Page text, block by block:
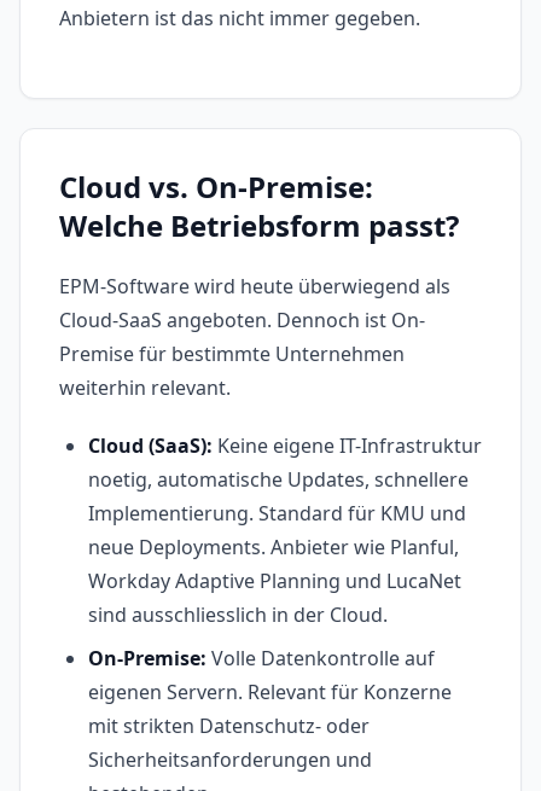
Anbietern ist das nicht immer gegeben.
Cloud vs. On-Premise:
Welche Betriebsform passt?
EPM-Software wird heute überwiegend als
Cloud-SaaS angeboten. Dennoch ist On-
Premise für bestimmte Unternehmen
weiterhin relevant.
Cloud (SaaS): Keine eigene IT-Infrastruktur
noetig, automatische Updates, schnellere
Implementierung. Standard für KMU und
neue Deployments. Anbieter wie Planful,
Workday Adaptive Planning und LucaNet
sind ausschliesslich in der Cloud.
On-Premise: Volle Datenkontrolle auf
eigenen Servern. Relevant für Konzerne
mit strikten Datenschutz- oder
Sicherheitsanforderungen und